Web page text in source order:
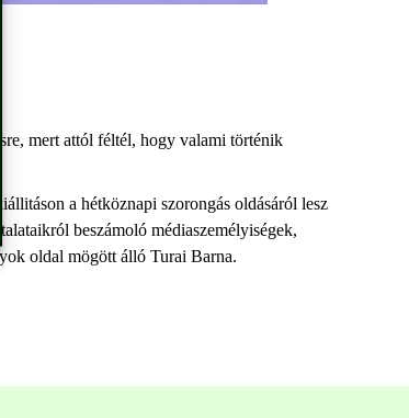
mert attól féltél, hogy valami történik
a hétköznapi szorongás oldásáról lesz
beszámoló médiaszemélyiségek,
oldal mögött álló Turai Barna.